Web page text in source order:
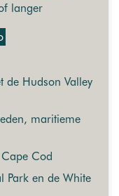
langer
de Hudson Valley
maritieme
Cod
Park en de White